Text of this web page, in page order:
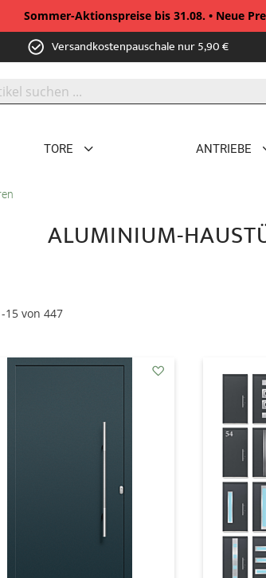
Sommer-Aktionspreise bis 31.08. • Neue
Versandkostenpauschale nur 5,90 €
TORE ANTRIEBE
ALUMINIUM-
-15von 447
Wunschzettel